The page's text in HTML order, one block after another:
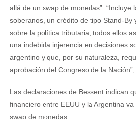
allá de un swap de monedas”. “Incluye
soberanos, un crédito de tipo Stand-By
sobre la política tributaria, todos ellos
una indebida injerencia en decisiones
argentino y que, por su naturaleza,
aprobación del Congreso de la Nación”,
Las declaraciones de Bessent indican
financiero entre EEUU y la Argentina
swap de monedas.